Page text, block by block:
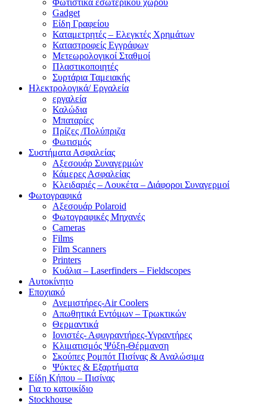
Gadget
Είδη Γραφείου
Καταμετρητές – Ελεγκτές Χρημάτων
Καταστροφείς Εγγράφων
Μετεωρολογικοί Σταθμοί
Πλαστικοποιητές
Συρτάρια Ταμειακής
Ηλεκτρολογικά/ Εργαλεία
εργαλεία
Καλώδια
Μπαταρίες
Πρίζες /Πολύπριζα
Φωτισμός
Συστήματα Ασφαλείας
Αξεσουάρ Συναγερμών
Κάμερες Ασφαλείας
Κλειδαριές – Λουκέτα – Διάφοροι Συναγερμοί
Φωτογραφικά
Αξεσουάρ Polaroid
Φωτογραφικές Μηχανές
Cameras
Films
Film Scanners
Printers
Κυάλια – Laserfinders – Fieldscopes
Αυτοκίνητο
Εποχιακό
Ανεμιστήρες-Air Coolers
Απωθητικά Εντόμων – Τρωκτικών
Θερμαντικά
Ιονιστές- Αφυγραντήρες-Υγραντήρες
Κλιματισμός Ψύξη-Θέρμανση
Σκούπες Ρομπότ Πισίνας & Αναλώσιμα
Ψύκτες & Εξαρτήματα
Είδη Κήπου – Πισίνας
Για το κατοικίδιο
Stockhouse